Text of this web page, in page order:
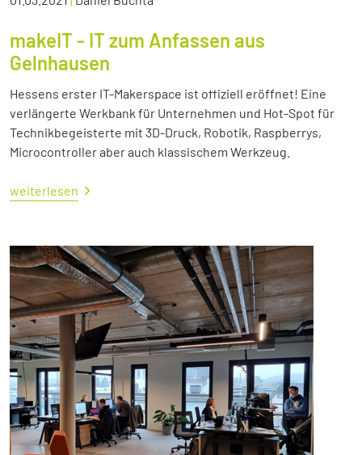
makeIT - IT zum Anfassen aus
Gelnhausen
Hessens erster IT-Makerspace ist offiziell eröffnet! Eine
verlängerte Werkbank für Unternehmen und Hot-Spot für
Technikbegeisterte mit 3D-Druck, Robotik, Raspberrys,
Microcontroller aber auch klassischem Werkzeug.
weiterlesen